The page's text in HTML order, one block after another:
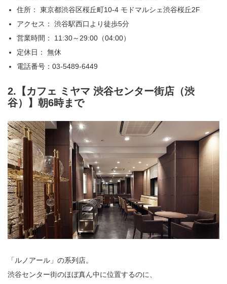
住所： 東京都渋谷区桜丘町10-4 モドマルシェ渋谷桜丘2F
アクセス： 渋谷駅西口より徒歩5分
営業時間： 11:30～29:00（04:00）
定休日： 無休
電話番号：03-5489-6449
2.【カフェ ミヤマ 渋谷センター街店（渋
谷）】朝6時まで
「ルノアール」の系列店。
渋谷センター街のほぼ真ん中に位置するのに、